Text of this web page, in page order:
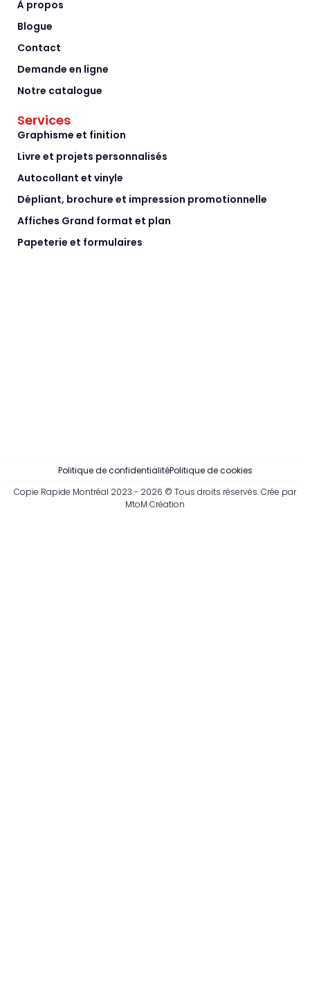
À propos
Blogue
Contact
Demande en ligne
Notre catalogue
Services
Graphisme et finition
Livre et projets personnalisés
Autocollant et vinyle
Dépliant, brochure et impression promotionnelle
Affiches Grand format et plan
Papeterie et formulaires
Politique de confidentialitéPolitique de cookies
Copie Rapide Montréal 2023 - 2026 © Tous droits réservés. Crée par
MtoM Création